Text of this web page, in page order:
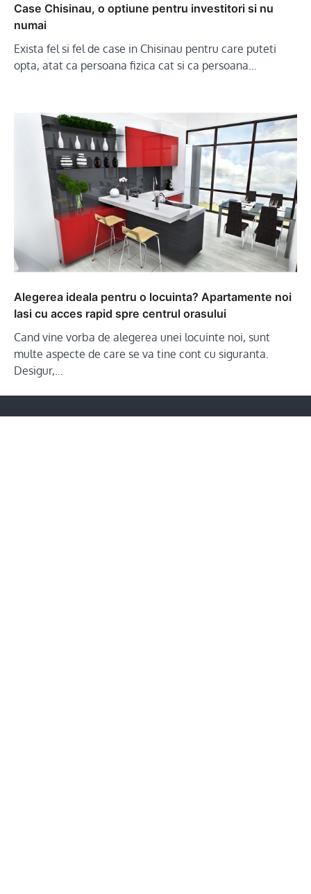
Case Chisinau, o optiune pentru investitori si nu
numai
Exista fel si fel de case in Chisinau pentru care puteti
opta, atat ca persoana fizica cat si ca persoana…
Alegerea ideala pentru o locuinta? Apartamente noi
Iasi cu acces rapid spre centrul orasului
Cand vine vorba de alegerea unei locuinte noi, sunt
multe aspecte de care se va tine cont cu siguranta.
Desigur,…